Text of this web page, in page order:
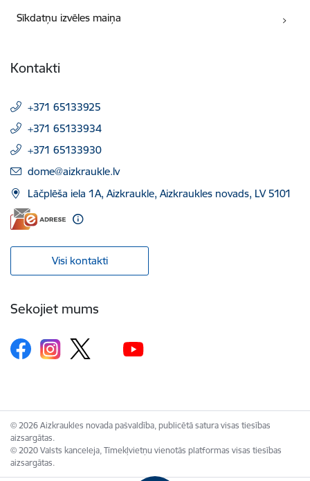
Sīkdatņu izvēles maiņa
Kontakti
+371 65133925
+371 65133934
+371 65133930
E-pasts:
dome@aizkraukle.lv
Lāčplēša iela 1A, Aizkraukle, Aizkraukles novads, LV 5101
Visi kontakti
Sekojiet mums
© 2026 Aizkraukles novada pašvaldība, publicētā satura visas tiesības
aizsargātas.
© 2020 Valsts kanceleja, Tīmekļvietņu vienotās platformas visas tiesības
aizsargātas.